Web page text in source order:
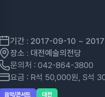
기간 : 2017-09-10 ~
장소 : 대전예술의전당
문의처 : 042-864-3800
요금 : R석 50,000원, S석
음악/콘서트 대전